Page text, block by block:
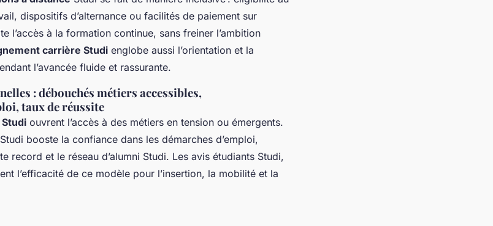
dispositifs d’alternance ou facilités de paiement sur
l’accès à la formation continue, sans freiner l’ambition
carrière Studi englobe aussi l’orientation et la
l’avancée fluide et rassurante.
: débouchés métiers accessibles,
taux de réussite
ouvrent l’accès à des métiers en tension ou émergents.
booste la confiance dans les démarches d’emploi,
record et le réseau d’alumni Studi. Les avis étudiants Studi,
l’efficacité de ce modèle pour l’insertion, la mobilité et la